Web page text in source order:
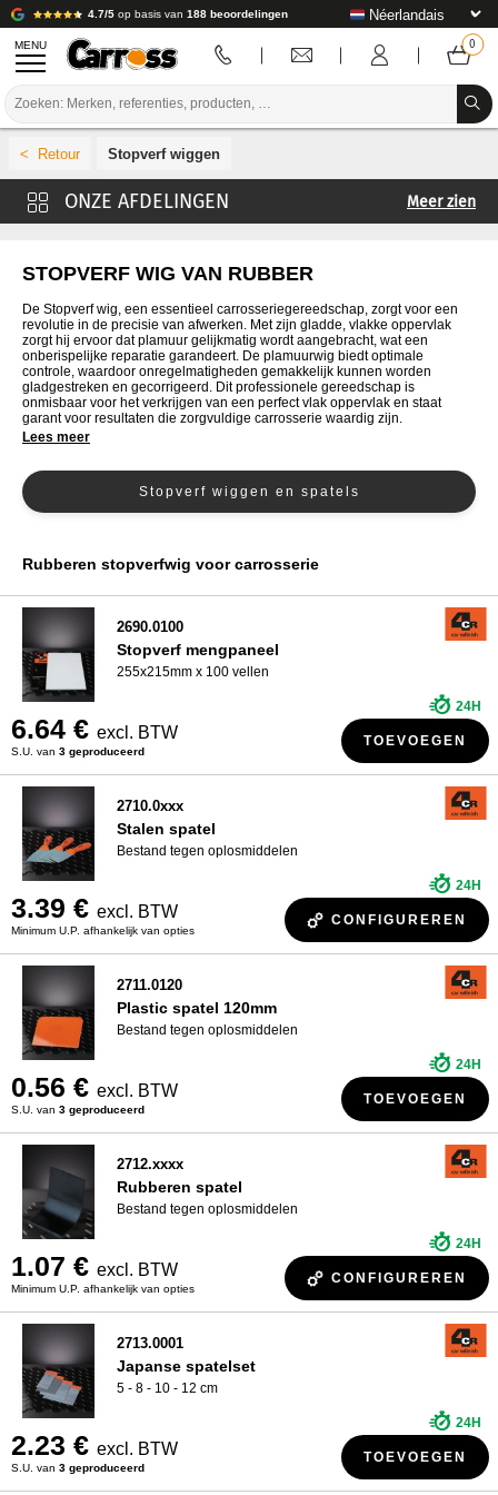
4.7/5 op basis van 188 beoordelingen
MENU
VERBRUIKSARTIKELEN VOOR CARROSSERIE
GEREEDSCHAP VOOR CARROSSERIE
UITRUSTING VOOR CARROSSERIE
MERKEN
LABORATORIUMINSTALLATIE
HANDLEIDING & ADVIES
Stopverf wiggen
Metalen stopverf
Glasvezel Stopverf
Stopverf Sproeien
Aluminium Stopverf
Stopverf
Meer zien
STOPVERF WIG VAN RUBBER
De Stopverf wig, een essentieel carrosseriegereedschap, zorgt voor een
revolutie in de precisie van afwerken. Met zijn gladde, vlakke oppervlak
zorgt hij ervoor dat plamuur gelijkmatig wordt aangebracht, wat een
onberispelijke reparatie garandeert. De plamuurwig biedt optimale
controle, waardoor onregelmatigheden gemakkelijk kunnen worden
gladgestreken en gecorrigeerd. Dit professionele gereedschap is
onmisbaar voor het verkrijgen van een perfect vlak oppervlak en staat
garant voor resultaten die zorgvuldige carrosserie waardig zijn.
Lees meer
Stopverf wiggen en spatels
Rubberen stopverfwig voor carrosserie
2690.0100
Stopverf mengpaneel
255x215mm x 100 vellen
6.64 € excl. BTW
S.U. van 3 geproduceerd
24H
TOEVOEGEN
2710.0xxx
Stalen spatel
Bestand tegen oplosmiddelen
3.39 € excl. BTW
Minimum U.P. afhankelijk van opties
24H
CONFIGUREREN
2711.0120
Plastic spatel 120mm
Bestand tegen oplosmiddelen
0.56 € excl. BTW
S.U. van 3 geproduceerd
24H
TOEVOEGEN
2712.xxxx
Rubberen spatel
Bestand tegen oplosmiddelen
1.07 € excl. BTW
Minimum U.P. afhankelijk van opties
24H
CONFIGUREREN
2713.0001
Japanse spatelset
5 - 8 - 10 - 12 cm
2.23 € excl. BTW
S.U. van 3 geproduceerd
24H
TOEVOEGEN